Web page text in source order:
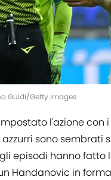
Guidi/Getty Images
l'azione con
azzurri sono
episodi hanno fatto
Handanovic in